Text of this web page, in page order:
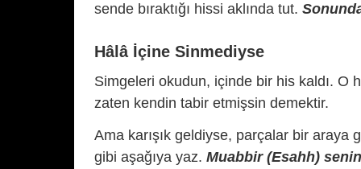
sende bıraktığı hissi aklında tut.
Hâlâ İçine Sinmediyse
Simgeleri okudun, içinde bir his kaldı. O
zaten kendin tabir etmişsin demektir.
Ama karışık geldiyse, parçalar bir araya
gibi aşağıya yaz. Muabbir (Esahh)